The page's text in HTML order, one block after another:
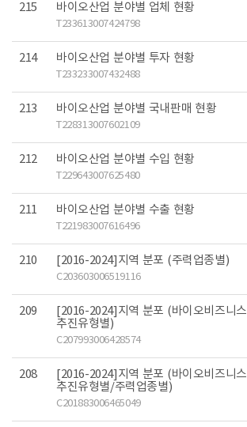
215 바이오산업 분야별 업체 현황
T233613007424798
214 바이오산업 분야별 투자 현황
T233233007432488
213 바이오산업 분야별 국내판매 현황
T228313007602109
212 바이오산업 분야별 수입 현황
T229643007625480
211 바이오산업 분야별 수출 현황
T221983007616496
210 [2016-2024]지역 분포 (주력업종별)
C203603006519116
209
[2016-2024]지역 분포 (바이오비즈니스
추진유형별)
C207993006428574
208
[2016-2024]지역 분포 (바이오비즈니스
추진유형별/주력업종별)
C201883006465049